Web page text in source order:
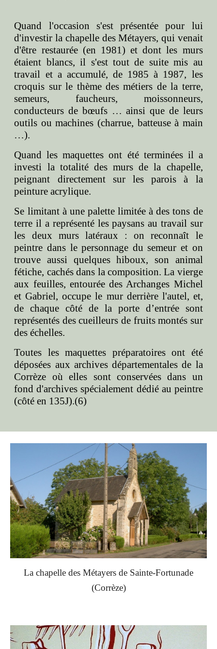
Quand l'occasion s'est présentée pour lui
d'investir la chapelle des Métayers, qui venait
d'être restaurée (en 1981) et dont les murs
étaient blancs, il s'est tout de suite mis au
travail et a accumulé, de 1985 à 1987, les
croquis sur le thème des métiers de la terre,
semeurs, faucheurs, moissonneurs,
conducteurs de bœufs … ainsi que de leurs
outils ou machines (charrue, batteuse à main
…).
Quand les maquettes ont été terminées il a
investi la totalité des murs de la chapelle,
peignant directement sur les parois à la
peinture acrylique.
Se limitant à une palette limitée à des tons de
terre il a représenté les paysans au travail sur
les deux murs latéraux : on reconnaît le
peintre dans le personnage du semeur et on
trouve aussi quelques hiboux, son animal
fétiche, cachés dans la composition. La vierge
aux feuilles, entourée des Archanges Michel
et Gabriel, occupe le mur derrière l'autel, et,
de chaque côté de la porte d’entrée sont
représentés des cueilleurs de fruits montés sur
des échelles.
Toutes les maquettes préparatoires ont été
déposées aux archives départementales de la
Corrèze où elles sont conservées dans un
fond d'archives spécialement dédié au peintre
(côté en 135J).(6)
La chapelle des Métayers de Sainte-Fortunade
(Corrèze)